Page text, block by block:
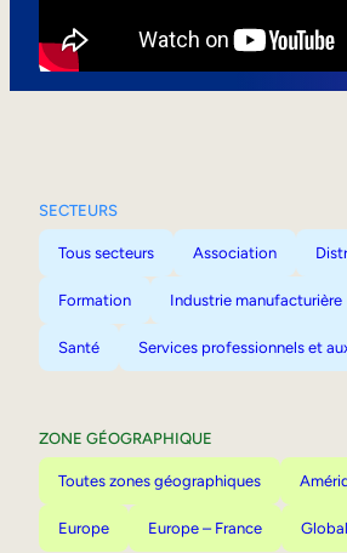
SECTEURS
Tous secteurs Association
Formation Industrie manufacturière
Santé Services professionnels et
ZONE GÉOGRAPHIQUE
Toutes zones géographiques
Europe Europe – France Global